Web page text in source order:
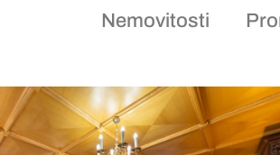
Nemovitosti